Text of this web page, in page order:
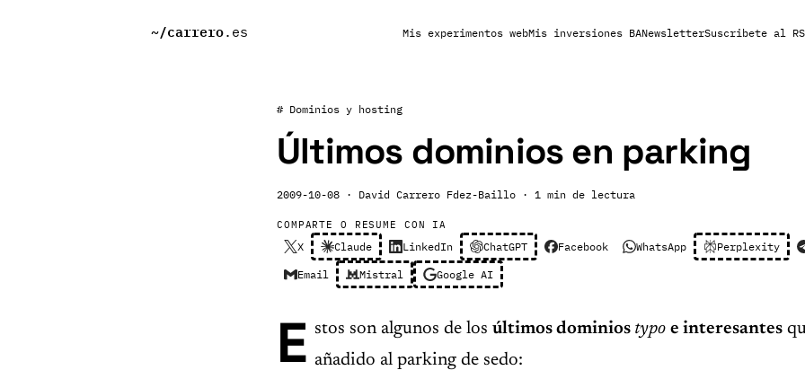
~/carrero.es Mis experimentos webMis inversiones BANewsletterSuscribete al
# Dominios y hosting
Últimos dominios en parking
2009-10-08 · David Carrero Fdez-Baillo · 1 min de lectura
COMPARTE O RESUME CON IA
X Claude LinkedIn ChatGPT Facebook WhatsApp Perplexity
Email Mistral Google AI
E stos son algunos de los últimos dominios typo e interesantes
añadido al parking de sedo: